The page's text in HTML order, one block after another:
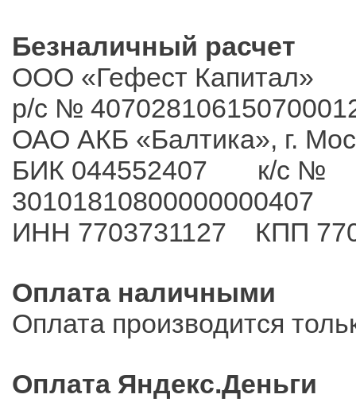
Безналичный расчет
ООО «Гефест Капитал»
р/с №
ОАО АКБ «Балтика», г.
БИК 044552407 к/с №
30101810800000000407
ИНН 7703731127 КПП
Оплата наличными
Оплата производится
Оплата Яндекс.Деньги